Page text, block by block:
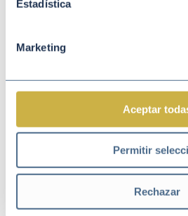
Estadística
Marketing
Aceptar
Permitir
Rechazar
empresas
Contiene
Información
Documentos de Ley
Otros documentos de
normativa